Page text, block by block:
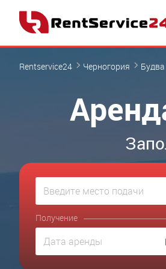
Rentservice24 Черногория Будва
Получение